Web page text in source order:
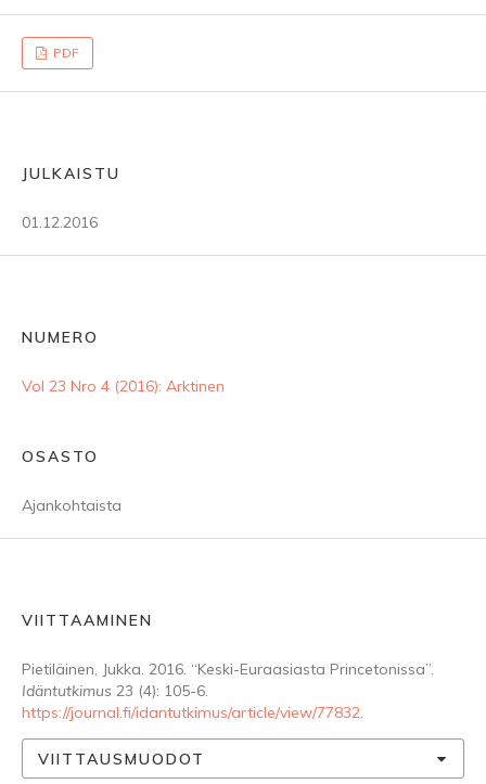
PDF
JULKAISTU
01.12.2016
NUMERO
Vol 23 Nro 4 (2016): Arktinen
OSASTO
Ajankohtaista
VIITTAAMINEN
Pietiläinen, Jukka. 2016. “Keski-Euraasiasta Princetonissa”.
Idäntutkimus 23 (4): 105-6.
https://journal.fi/idantutkimus/article/view/77832.
VIITTAUSMUODOT